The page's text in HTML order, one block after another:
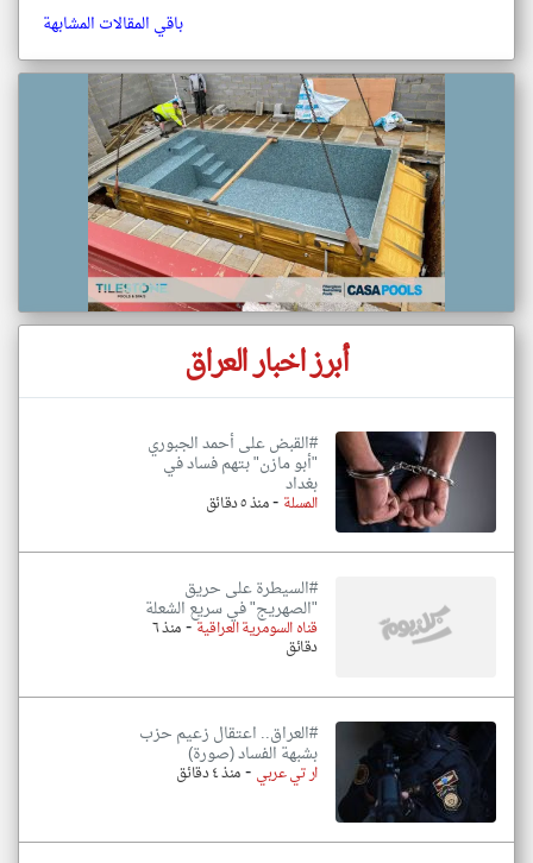
باقي المقالات المشابهة
أبرز اخبار العراق
#القبض على أحمد الجبوري
"أبو مازن" بتهم فساد في
بغداد
المسلة -منذ ٥ دقائق
#السيطرة على حريق
"الصهريج" في سريع الشعلة
قناه السومرية العراقية- منذ ٦
دقائق
#العراق.. اعتقال زعيم حزب
بشبهة الفساد (صورة)
ار تي عربي -منذ ٤ دقائق